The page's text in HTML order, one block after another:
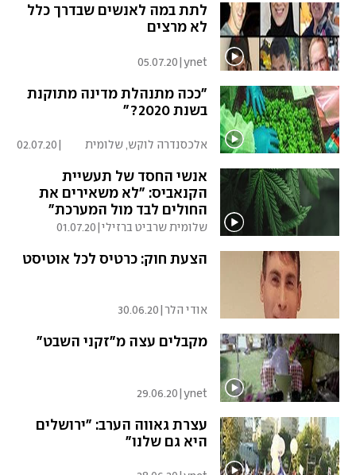
לתת במה לאנשים שבדרך כלל
לא מרצים
ynet
|
05.07.20
"ככה מתנהלת מדינה מתוקנת
בשנת 2020?"
אלכסנדרה לוקש, שלומית
02.07.20
אנשי החסד של תעשיית
הקנאביס: "לא משאירים את
החולים לבד מול המערכת"
שלומית שרביט ברזילי|
01.07.20
הצעת חוק: כרטיס לכל אוטיסט
אודי הלר|
30.06.20
מקבלים עצה מ"זקני השבט"
ynet
|
29.06.20
עצרת גאווה הערב: "ירושלים
היא גם שלנו"